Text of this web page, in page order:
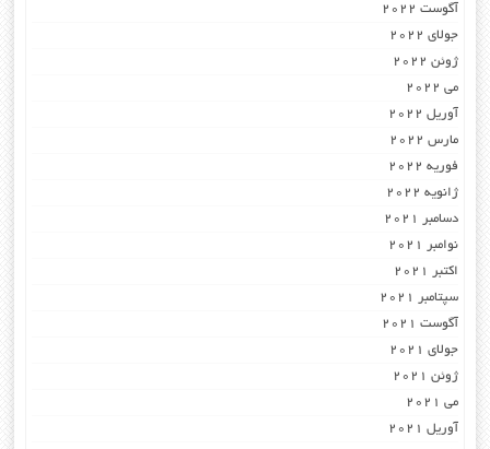
آگوست 2022
جولای 2022
ژوئن 2022
می 2022
آوریل 2022
مارس 2022
فوریه 2022
ژانویه 2022
دسامبر 2021
نوامبر 2021
اکتبر 2021
سپتامبر 2021
آگوست 2021
جولای 2021
ژوئن 2021
می 2021
آوریل 2021